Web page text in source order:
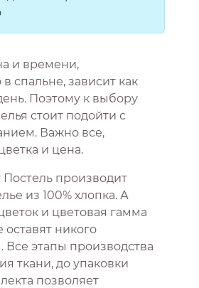
и времени,
спальне, зависит как
Поэтому к выбору
стоит подойти с
Важно все,
и цена.
производит
из 100% хлопка. А
и цветовая гамма
оставят никого
этапы производства
ткани, до упаковки
позволяет